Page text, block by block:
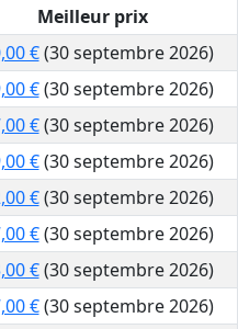
Meilleur prix
€(30 septembre 2026)
€(30 septembre 2026)
€(30 septembre 2026)
€(30 septembre 2026)
€(30 septembre 2026)
€(30 septembre 2026)
€(30 septembre 2026)
€(30 septembre 2026)